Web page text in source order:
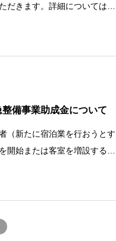
だきます。詳細については…
備事業助成金について
（新たに宿泊業を行おうと
開始または客室を増設する…